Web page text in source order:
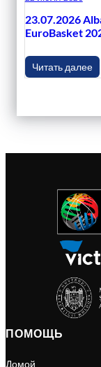
23.07.2026
EuroBasket
Читать далее
ПОМОЩЬ
Домой